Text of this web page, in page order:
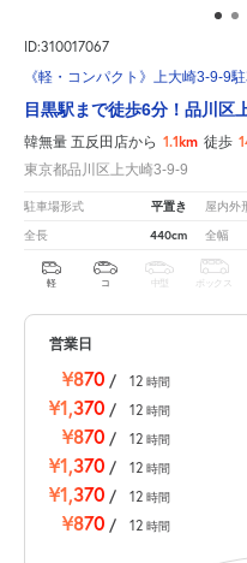
ID:310017067
《軽・コンパクト》上大崎3-9-9
目黒駅まで徒歩6分！品川区
韓無量 五反田店から 1.1km 徒歩
東京都品川区上大崎3-9-9
駐車場形式 平置き 屋内外
全長 440cm 全幅
軽 コ 中型 ボックス
営業日
¥870 / 12 時間
¥1,370 / 12 時間
¥870 / 12 時間
¥1,370 / 12 時間
¥1,370 / 12 時間
¥870 / 12 時間